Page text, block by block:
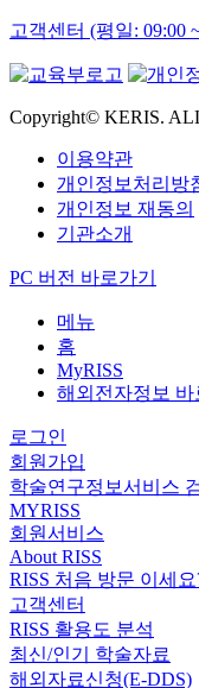
고객센터 (평일: 09:00
Copyright© KERIS.
이용약관
개인정보처리방
개인정보 재동의
기관소개
PC 버전 바로가기
메뉴
홈
MyRISS
해외전자정보 바
로그인
회원가입
학술연구정보서비스
MYRISS
회원서비스
About RISS
RISS 처음 방문 이세요
고객센터
RISS 활용도 분석
최신/인기 학술자료
해외자료신청(E-DDS)